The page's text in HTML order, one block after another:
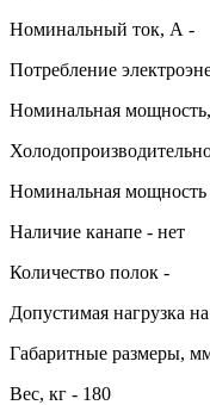
Номинальный ток, А -
Потребление
Номинальная
Номинальная
Наличие канапе - нет
Количество полок -
Допустимая нагрузка
Габаритные размеры,
Вес, кг - 180